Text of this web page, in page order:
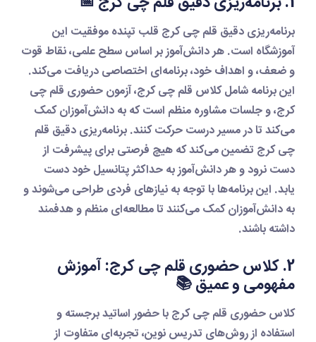
برنامه‌ریزی دقیق قلم چی کرجقلب تپنده موفقیت این
آموزشگاه است. هر دانش‌آموز بر اساس سطح علمی، نقاط قوت
و ضعف، و اهداف خود، برنامه‌ای اختصاصی دریافت می‌کند.
این برنامه شاملکلاس قلم چی کرج،آزمون حضوری قلم چی
، و جلسات مشاوره منظم است که به دانش‌آموزان کمک
می‌کند تا در مسیر درست حرکت کنند.برنامه‌ریزی دقیق قلم
چی کرجتضمین می‌کند که هیچ فرصتی برای پیشرفت از
دست نرود و هر دانش‌آموز به حداکثر پتانسیل خود دست
یابد. این برنامه‌ها با توجه به نیازهای فردی طراحی می‌شوند و
به دانش‌آموزان کمک می‌کنند تا مطالعه‌ای منظم و هدفمند
داشته باشند.
2. کلاس حضوری قلم چی کرج: آموزش
مفهومی و عمیق 📚
کلاس حضوری قلم چی کرجبا حضور اساتید برجسته و
استفاده از روش‌های تدریس نوین، تجربه‌ای متفاوت از